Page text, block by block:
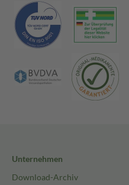
Unternehmen
Download-Archiv